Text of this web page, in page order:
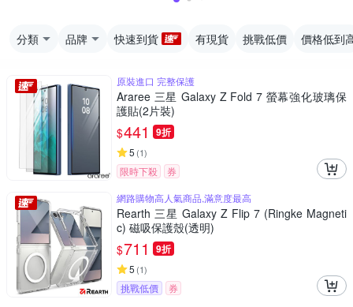
分類 品牌 快速到貨 有現貨 挑戰低價 價格低到
原裝進口 完整保護
Araree 三星 Galaxy Z Fold 7 螢幕強化玻璃保
護貼(2片裝)
$441 9折
5 (1)
限時下殺
券
網路購物高人氣商品,滿意度最高
Rearth 三星 Galaxy Z Flip 7 (Ringke Magneti
c) 磁吸保護殼(透明)
$711 9折
5 (1)
挑戰低價 券